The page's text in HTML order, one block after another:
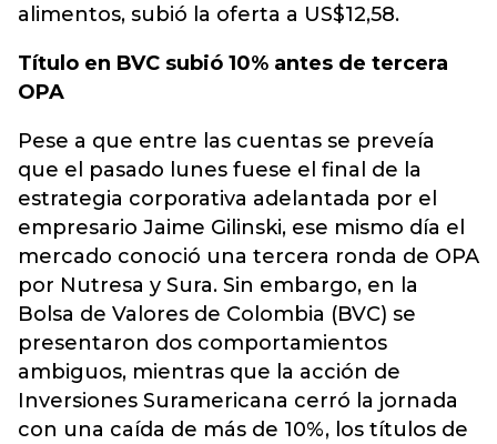
alimentos, subió la oferta a US$12,58.
Título en BVC subió 10% antes de tercera
OPA
Pese a que entre las cuentas se preveía
que el pasado lunes fuese el final de la
estrategia corporativa adelantada por el
empresario Jaime Gilinski, ese mismo día el
mercado conoció una tercera ronda de OPA
por Nutresa y Sura. Sin embargo, en la
Bolsa de Valores de Colombia (BVC) se
presentaron dos comportamientos
ambiguos, mientras que la acción de
Inversiones Suramericana cerró la jornada
con una caída de más de 10%, los títulos de